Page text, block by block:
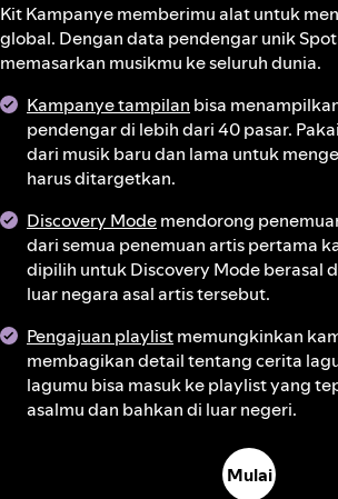
Kit Kampanye memberimu alat untuk
global. Dengan data pendengar unik
memasarkan musikmu ke seluruh dunia.
Kampanye tampilan bisa
pendengar di lebih dari 40 pasar.
dari musik baru dan lama untuk
harus ditargetkan.
Discovery Modemendorong
dari semua penemuan artis pertama
dipilih untuk Discovery Mode berasal
luar negara asal artis tersebut.
Pengajuan playlistmemungkinkan
membagikan detail tentang cerita
lagumu bisa masuk ke playlist yang
asalmu dan bahkan di luar negeri.
Mulai